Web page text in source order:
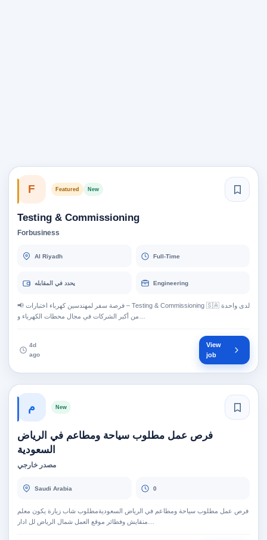
F Featured New
Testing & Commissioning
Forbusiness
Al Riyadh Full-Time
يحدد في المقابله Engineering
📢 فرصة سفر لمهندسين كهرباء اختبارات – Testing & Commissioning 🇸🇦 لدى واحدة
4d
ago
View
job
م New
فرص عمل مطلوب سياحة ومطاعم في الرياض
السعودية
مصدر خارجي
Saudi Arabia 0
فرص عمل مطلوب سياحة ومطاعم في الرياض السعوديةمطلوب شاب زيارة يكون معلم